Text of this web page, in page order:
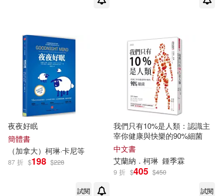
夜夜好眠
簡體書
（加拿大） 柯琳·卡尼等
87 折 $198 $228
試閱
我們只有10%是人類：認識主
宰你健康與快樂的90%細菌
中文書
艾蘭納． 柯琳 鍾季霖
9 折 $405 $450
試閱